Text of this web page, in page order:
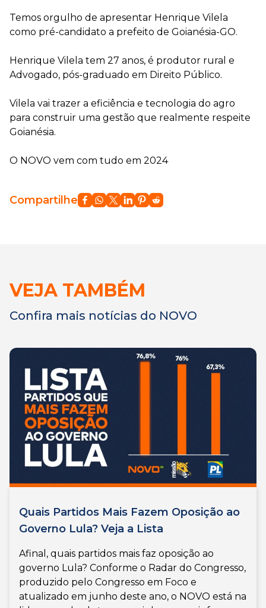
Temos orgulho de apresentar Henrique Vilela
como pré-candidato a prefeito de Goianésia-GO.
Henrique Vilela tem 27 anos, é produtor rural e
Advogado, pós-graduado em Direito Público.
Vilela vai trazer a eficiência e tecnologia do agro
para construir uma gestão que realmente respeite
Goianésia.
O NOVO vem com tudo em 2024
Compartilhe
VEJA TAMBÉM
Confira mais notícias do NOVO
Quais Partidos Mais Fazem Oposição ao
Governo Lula? Veja a Lista
Afinal, quais partidos mais faz oposição ao
governo Lula? Conforme o Radar do Congresso,
produzido pelo Congresso em Foco e
atualizado em junho deste ano, o NOVO está na